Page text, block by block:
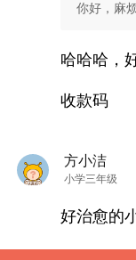
你好，麻
哈哈哈，
收款码
方小洁
小学三年级
好治愈的